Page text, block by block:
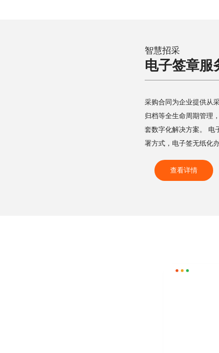
智慧招采
电子签章服
采购合同为企业提供从
归档等全生命周期管理
套数字化解决方案。 电
署方式，电子签无纸化
查看详情